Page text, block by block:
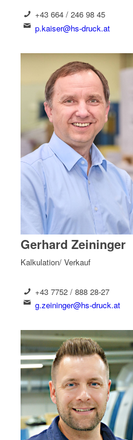
+43 664 / 246 98 45
p.kaiser@hs-druck.at
Gerhard Zeininger
Kalkulation/ Verkauf
+43 7752 / 888 28-27
g.zeininger@hs-druck.at